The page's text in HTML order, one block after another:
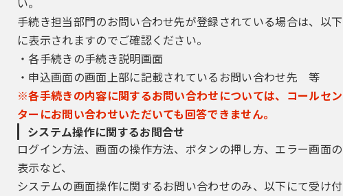
手続き担当部門のお問い合わせ先が登録されている場合は、以下
に表示されますのでご確認ください。
・各手続きの手続き説明画面
・申込画面の画面上部に記載されているお問い合わせ先 等
※各手続きの内容に関するお問い合わせについては、コールセン
ターにお問い合わせいただいても回答できません。
システム操作に関するお問合せ
ログイン方法、画面の操作方法、ボタンの押し方、エラー画面の
表示など、
システムの画面操作に関するお問い合わせのみ、以下にて受け付